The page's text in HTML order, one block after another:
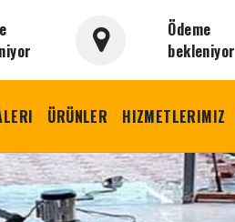
Ödeme
bekleniyor
ÜRÜNLER HIZMETLERIMIZ